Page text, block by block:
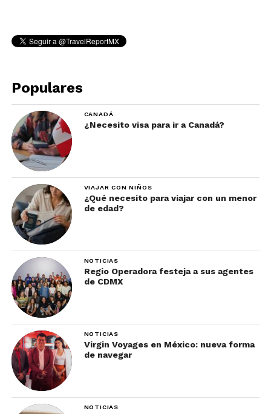
Populares
CANADÁ
¿Necesito visa para ir a Canadá?
VIAJAR CON NIÑOS
¿Qué necesito para viajar con un menor
de edad?
NOTICIAS
Regio Operadora festeja a sus agentes
de CDMX
NOTICIAS
Virgin Voyages en México: nueva forma
de navegar
NOTICIAS